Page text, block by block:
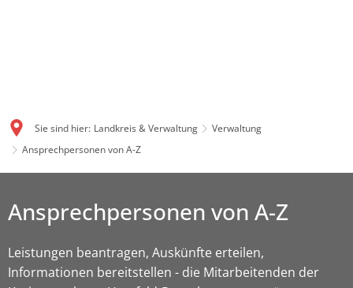
Sie sind hier: Landkreis & Verwaltung
Verwaltung
Ansprechpersonen von A-Z
Ansprechpersonen von A-Z
Leistungen beantragen, Auskünfte erteilen,
Informationen bereitstellen - die Mitarbeitenden der